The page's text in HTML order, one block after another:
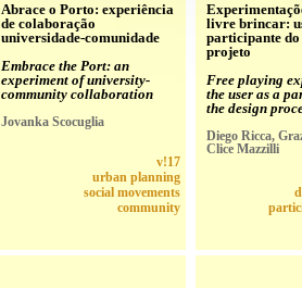
Abrace o Porto: experiência
de colaboração
universidade-comunidade
Embrace the Port: an
experiment of university-
community collaboration
Jovanka Scocuglia
v!17
urban planning
social movements
community
livre brincar:
participante do
projeto
Free playing
the user as a
the design
Diego Ricca,
Clice Mazzilli